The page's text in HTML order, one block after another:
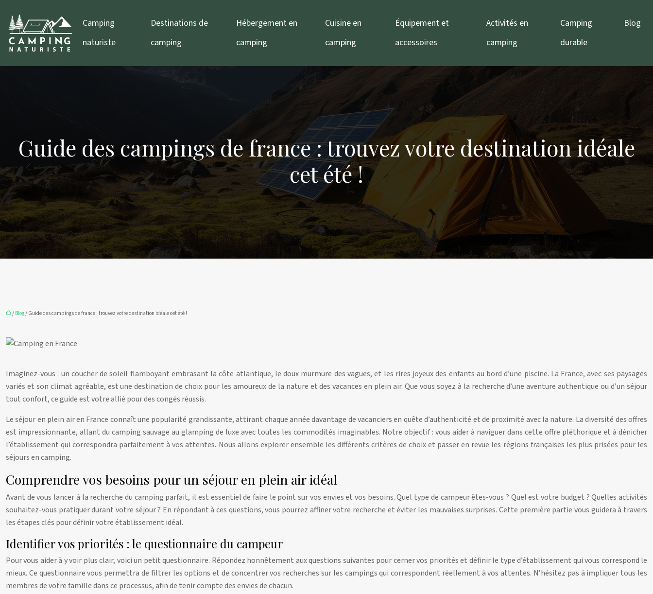
Camping
naturiste
Destinations de
camping
Hébergement en
camping
Cuisine en
camping
Équipement et
accessoires
Activités en
camping
Camping
durable
Blog
Guide des campings de france : trouvez votre destination idéale
cet été !
/ Blog/ Guide des campings de france : trouvez votre destination idéale cet été !
Imaginez-vous : un coucher de soleil flamboyant embrasant la côte atlantique, le doux murmure des vagues, et les rires joyeux des enfants au bord d’une piscine. La France, avec ses paysages
variés et son climat agréable, est une destination de choix pour les amoureux de la nature et des vacances en plein air. Que vous soyez à la recherche d’une aventure authentique ou d’un séjour
tout confort, ce guide est votre allié pour des congés réussis.
Le séjour en plein air en France connaît une popularité grandissante, attirant chaque année davantage de vacanciers en quête d’authenticité et de proximité avec la nature. La diversité des offres
est impressionnante, allant du camping sauvage au glamping de luxe avec toutes les commodités imaginables. Notre objectif : vous aider à naviguer dans cette offre pléthorique et à dénicher
l’établissement qui correspondra parfaitement à vos attentes. Nous allons explorer ensemble les différents critères de choix et passer en revue les régions françaises les plus prisées pour les
séjours en camping.
Comprendre vos besoins pour un séjour en plein air idéal
Avant de vous lancer à la recherche du camping parfait, il est essentiel de faire le point sur vos envies et vos besoins. Quel type de campeur êtes-vous ? Quel est votre budget ? Quelles activités
souhaitez-vous pratiquer durant votre séjour ? En répondant à ces questions, vous pourrez affiner votre recherche et éviter les mauvaises surprises. Cette première partie vous guidera à travers
les étapes clés pour définir votre établissement idéal.
Identifier vos priorités : le questionnaire du campeur
Pour vous aider à y voir plus clair, voici un petit questionnaire. Répondez honnêtement aux questions suivantes pour cerner vos priorités et définir le type d’établissement qui vous correspond le
mieux. Ce questionnaire vous permettra de filtrer les options et de concentrer vos recherches sur les campings qui correspondent réellement à vos attentes. N’hésitez pas à impliquer tous les
membres de votre famille dans ce processus, afin de tenir compte des envies de chacun.